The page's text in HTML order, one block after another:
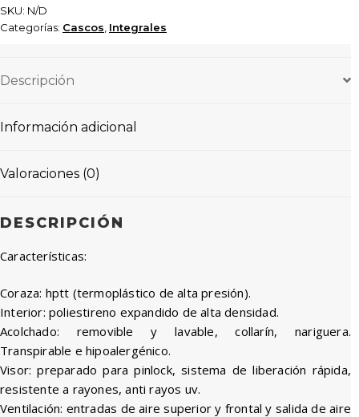
SKU: N/D
Categorías: Cascos Integrales
Descripción
Información adicional
Valoraciones (0)
DESCRIPCIÓN
Características:
Coraza: hptt (termoplástico de alta presión).
Interior: poliestireno expandido de alta densidad.
Acolchado: removible y lavable, collarín, nariguera.
Transpirable e hipoalergénico.
Visor: preparado para pinlock, sistema de liberación rápida,
resistente a rayones, anti rayos uv.
Ventilación: entradas de aire superior y frontal y salida de aire